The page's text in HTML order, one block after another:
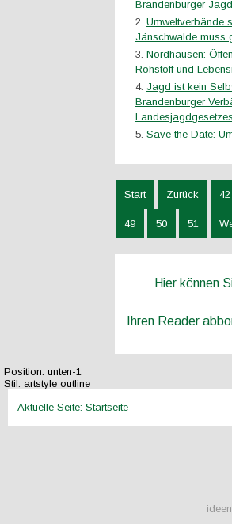
Brandenburger
Umweltverbände
Jänschwalde muss
Nordhausen:
Rohstoff und
Jagd ist kein
Brandenburger
Landesjagdgesetzes
Save the Date:
Start Zurück 42
49 50 51
Hier können
Ihren Reader
Position: unten-1
Stil: artstyle outline
Aktuelle Seite: Startseite